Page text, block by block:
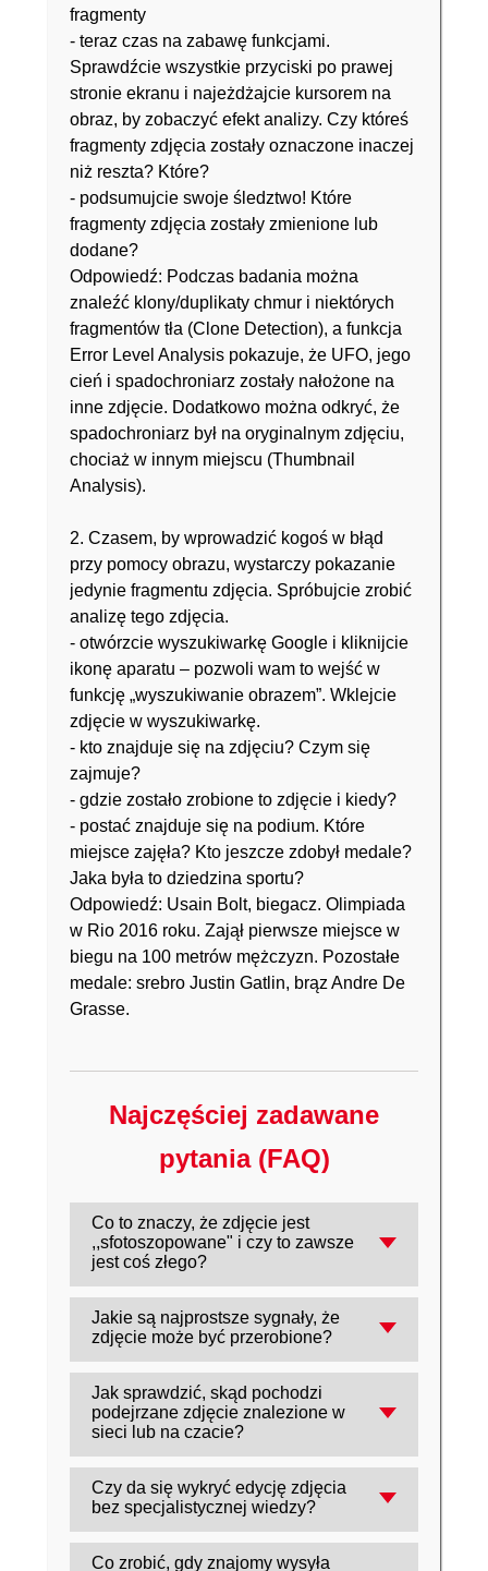
fragmenty
- teraz czas na zabawę funkcjami.
Sprawdźcie wszystkie przyciski po prawej
stronie ekranu i najeżdżajcie kursorem na
obraz, by zobaczyć efekt analizy. Czy któreś
fragmenty zdjęcia zostały oznaczone inaczej
niż reszta? Które?
- podsumujcie swoje śledztwo! Które
fragmenty zdjęcia zostały zmienione lub
dodane?
Odpowiedź: Podczas badania można
znaleźć klony/duplikaty chmur i niektórych
fragmentów tła (Clone Detection), a funkcja
Error Level Analysis pokazuje, że UFO, jego
cień i spadochroniarz zostały nałożone na
inne zdjęcie. Dodatkowo można odkryć, że
spadochroniarz był na oryginalnym zdjęciu,
chociaż w innym miejscu (Thumbnail
Analysis).
2. Czasem, by wprowadzić kogoś w błąd
przy pomocy obrazu, wystarczy pokazanie
jedynie fragmentu zdjęcia. Spróbujcie zrobić
analizę tego zdjęcia.
- otwórzcie wyszukiwarkę Google i kliknijcie
ikonę aparatu – pozwoli wam to wejść w
funkcję „wyszukiwanie obrazem”. Wklejcie
zdjęcie w wyszukiwarkę.
- kto znajduje się na zdjęciu? Czym się
zajmuje?
- gdzie zostało zrobione to zdjęcie i kiedy?
- postać znajduje się na podium. Które
miejsce zajęła? Kto jeszcze zdobył medale?
Jaka była to dziedzina sportu?
Odpowiedź: Usain Bolt, biegacz. Olimpiada
w Rio 2016 roku. Zajął pierwsze miejsce w
biegu na 100 metrów mężczyzn. Pozostałe
medale: srebro Justin Gatlin, brąz Andre De
Grasse.
Najczęściej zadawane
pytania (FAQ)
Co to znaczy, że zdjęcie jest
,,sfotoszopowane" i czy to zawsze
jest coś złego?
To zdjęcie zmienione w programie
graficznym (np. Photoshop) - może to być
niewinna poprawa kolorów albo
manipulacja, która ma kogoś wprowadzić w
błąd.
Jakie są najprostsze sygnały, że
zdjęcie może być przerobione?
Niespójne cienie i kierunek światła,
,,rozmyte" tło wokół postaci, różna ostrość
elementów, nienaturalne proporcje (np. za
wyciętych obiektach.
Jak sprawdzić, skąd pochodzi
podejrzane zdjęcie znalezione w
sieci lub na czacie?
Użyj wyszukiwania obrazem (Google
Lens/,,ikona aparatu") i porównaj wyniki:
czy to zdjęcie już gdzieś istniało, w jakim
kontekście oraz czy ktoś nie podmienił
Czy da się wykryć edycję zdjęcia
bez specjalistycznej wiedzy?
Tak, zacznij od powiększenia i porównania
Co zrobić, gdy znajomy wysyła